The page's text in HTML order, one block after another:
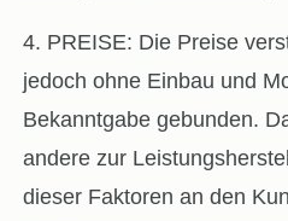
4. PREISE: Die Preise
jedoch ohne Einbau und
Bekanntgabe gebunden.
andere zur
dieser Faktoren an den